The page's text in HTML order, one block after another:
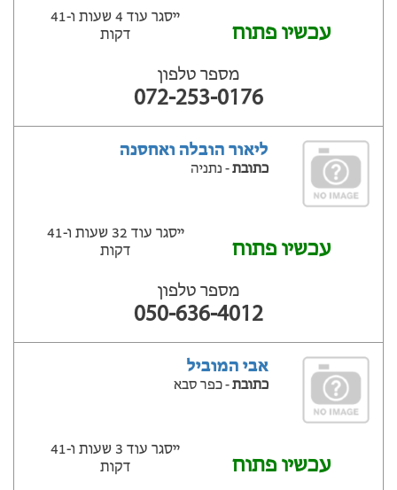
עכשיו פתוח
ייסגר עוד 4 שעות ‫ו-41
דקות
מספר טלפון
072-253-0176
ליאור הובלה ואחסנה
כתובת- נתניה
עכשיו פתוח
ייסגר עוד 32 שעות ‫ו-41
דקות
מספר טלפון
050-636-4012
אבי המוביל
כתובת- כפר סבא
עכשיו פתוח
ייסגר עוד 3 שעות ‫ו-41
דקות